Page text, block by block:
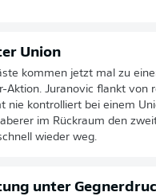
Union
kommen jetzt mal zu
Aktion. Juranovic flankt von
nie kontrolliert bei einem
im Rückraum den
wieder weg.
unter